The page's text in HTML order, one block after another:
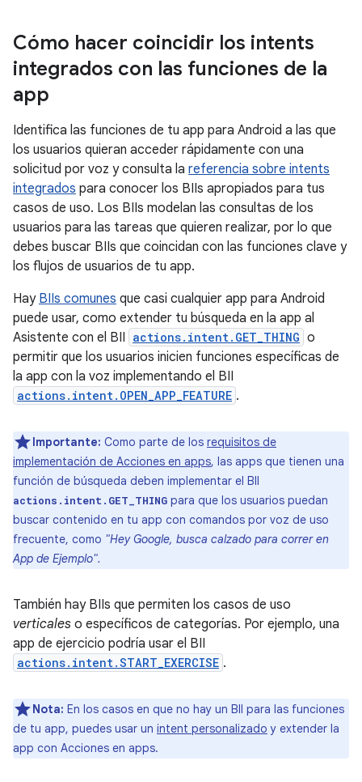
Cómo hacer coincidir los intents
integrados con las funciones de la
app
Identifica las funciones de tu app para Android a las que
los usuarios quieran acceder rápidamente con una
solicitud por voz y consulta la referencia sobre intents
integrados para conocer los BIIs apropiados para tus
casos de uso. Los BIIs modelan las consultas de los
usuarios para las tareas que quieren realizar, por lo que
debes buscar BIIs que coincidan con las funciones clave y
los flujos de usuarios de tu app.
Hay BIIs comunes que casi cualquier app para Android
puede usar, como extender tu búsqueda en la app al
Asistente con el BII actions.intent.GET_THING o
permitir que los usuarios inicien funciones específicas de
la app con la voz implementando el BII
actions.intent.OPEN_APP_FEATURE .
Importante: Como parte de los requisitos de
implementación de Acciones en apps, las apps que tienen una
función de búsqueda deben implementar el BII
actions.intent.GET_THING para que los usuarios puedan
buscar contenido en tu app con comandos por voz de uso
frecuente, como "Hey Google, busca calzado para correr en
App de Ejemplo".
También hay BIIs que permiten los casos de uso
verticales o específicos de categorías. Por ejemplo, una
app de ejercicio podría usar el BII
actions.intent.START_EXERCISE .
Nota: En los casos en que no hay un BII para las funciones
de tu app, puedes usar un intent personalizado y extender la
app con Acciones en apps.